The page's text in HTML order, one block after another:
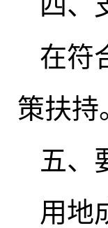
在符
策扶持
五、
用地